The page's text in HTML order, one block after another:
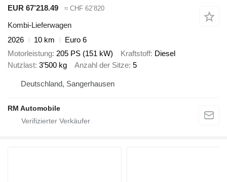
EUR 67’218.49 ≈ CHF 62’820
Kombi-Lieferwagen
2026
10 km
Euro 6
Motorleistung 205 PS (151 kW) Kraftstoff Diesel
Nutzlast 3’500 kg Anzahl der Sitze 5
Deutschland, Sangerhausen
RM Automobile